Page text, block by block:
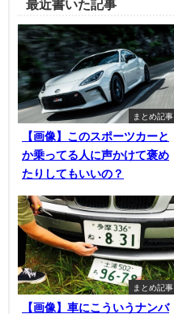
最近書いた記事
まとめ記事
【画像】このスポーツカーと
か乗ってる人に声かけて褒め
たりしてもいいの？
まとめ記事
【画像】車にこういうナンバ